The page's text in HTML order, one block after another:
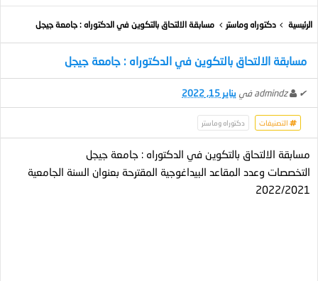
الرئيسية دكتوراه وماستر مسابقة الالتحاق بالتكوين في الدكتوراه : جامعة جيجل
مسابقة الالتحاق بالتكوين في الدكتوراه : جامعة جيجل
✔
admindz في يناير 15, 2022
التصنيفات دكتوراه وماستر
مسابقة الالتحاق بالتكوين في الدكتوراه : جامعة جيجل
التخصصات وعدد المقاعد البيداغوجية المقترحة بعنوان السنة الجامعية
2022/2021